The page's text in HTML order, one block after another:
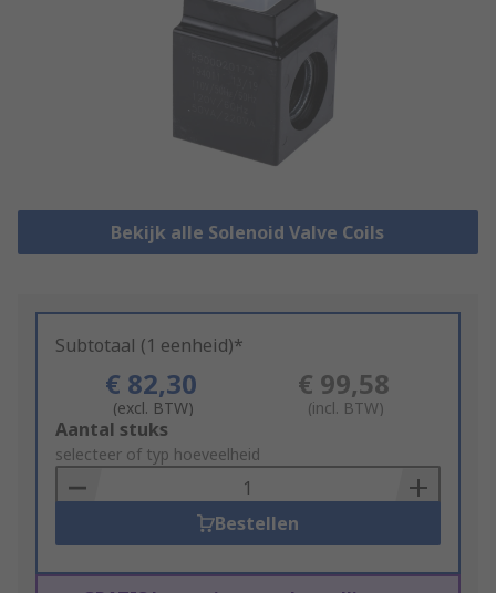
Bekijk alle Solenoid Valve Coils
Subtotaal (1 eenheid)*
€ 82,30
(excl. BTW)
€ 99,58
(incl. BTW)
Add
to
Basket
Aantal stuks
selecteer of typ hoeveelheid
Bestellen